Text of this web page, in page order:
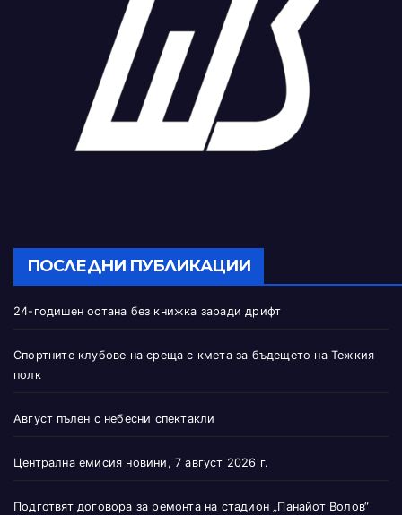
ПОСЛЕДНИ ПУБЛИКАЦИИ
24-годишен остана без книжка заради дрифт
Спортните клубове на среща с кмета за бъдещето на Тежкия
полк
Август пълен с небесни спектакли
Централна емисия новини, 7 август 2026 г.
Подготвят договора за ремонта на стадион „Панайот Волов“